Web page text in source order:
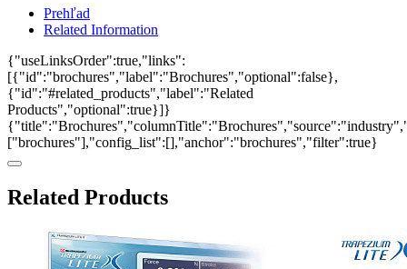
Prehľad
Related Information
{"useLinksOrder":true,"links":
[{"id":"brochures","label":"Brochures","optional":false},
{"id":"#related_products","label":"Related
Products","optional":true}]}
["brochures"],"config_list":[],"anchor":"brochures","filter":true}
Related Products